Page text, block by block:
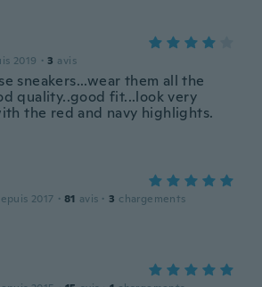
2019 · 3 avis
sneakers...wear them all the
quality..good fit...look very
the red and navy highlights.
2017 · 81 avis · 3 chargements